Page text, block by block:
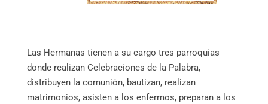
Las Hermanas tienen a su cargo tres parroquias
donde realizan Celebraciones de la Palabra,
distribuyen la comunión, bautizan, realizan
matrimonios, asisten a los enfermos, preparan a los